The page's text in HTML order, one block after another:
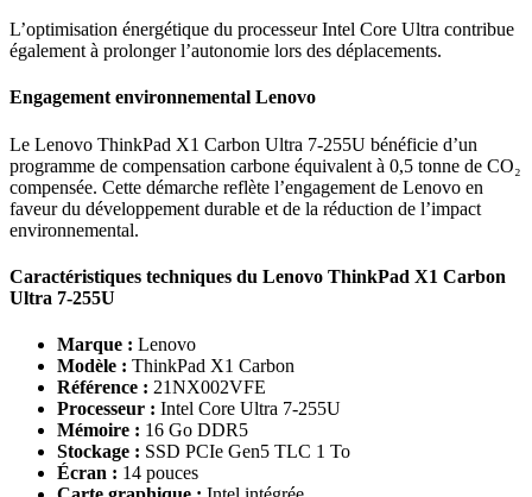
L’optimisation énergétique du processeur Intel Core Ultra contribue
également à prolonger l’autonomie lors des déplacements.
Engagement environnemental Lenovo
Le Lenovo ThinkPad X1 Carbon Ultra 7-255U bénéficie d’un
programme de compensation carbone équivalent à 0,5 tonne de CO₂
compensée. Cette démarche reflète l’engagement de Lenovo en
faveur du développement durable et de la réduction de l’impact
environnemental.
Caractéristiques techniques du Lenovo ThinkPad X1 Carbon
Ultra 7-255U
Marque : Lenovo
Modèle : ThinkPad X1 Carbon
Référence : 21NX002VFE
Processeur : Intel Core Ultra 7-255U
Mémoire : 16 Go DDR5
Stockage : SSD PCIe Gen5 TLC 1 To
Écran : 14 pouces